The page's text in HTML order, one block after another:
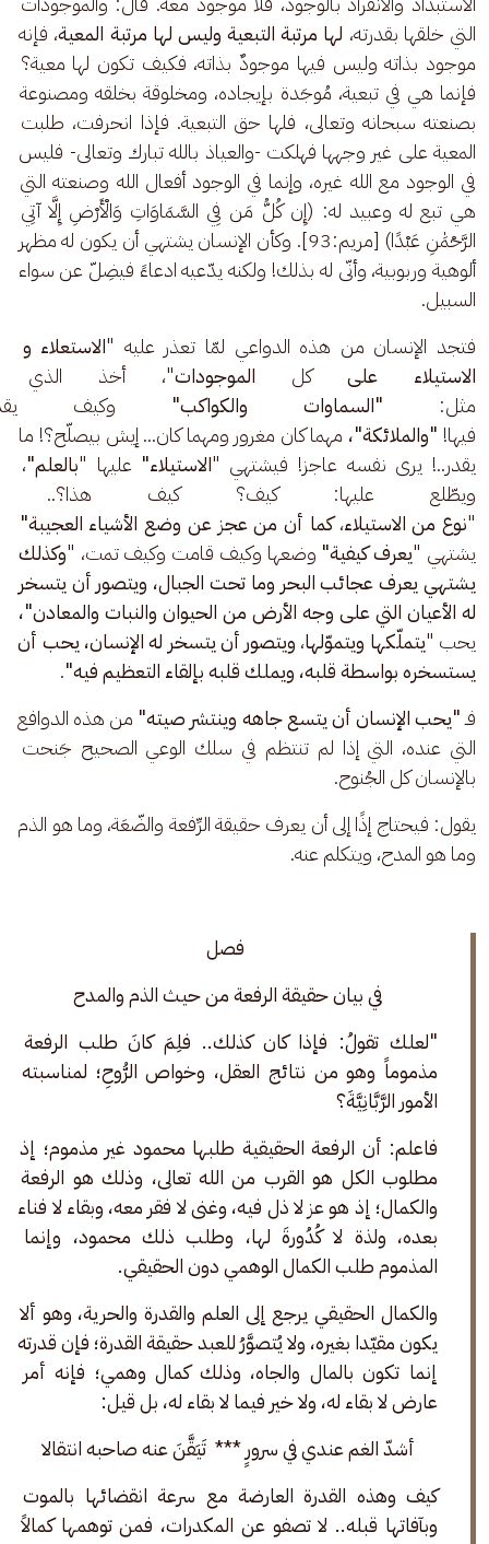
التي خلقها بقدرته، لها مرتبة التبعية وليس لها مرتبة المعية، فإنه
موجود بذاته وليس فيها موجودٌ بذاته، فكيف تكون لها معية؟
فإنما هي في تبعية، مُوجَدة بإيجاده، ومخلوقة بخلقه ومصنوعة
بصنعته سبحانه وتعالى، فلها حق التبعية. فإذا انحرفت، طلبت
المعية على غير وجهها فهلكت -والعياذ بالله تبارك وتعالى- فليس
في الوجود مع الله غيره، وإنما في الوجود أفعال الله وصنعته التي
هي تبع له وعبيد له: (إِن كُلُّ مَن فِي السَّمَاوَاتِ وَالْأَرْضِ إِلَّا آتِي
الرَّحْمَٰنِ عَبْدًا) [مريم:93]. وكأن الإنسان يشتهي أن يكون له مظهر
ألوهية وربوبية، وأنّى له بذلك! ولكنه يدّعيه ادعاءً فيضِلّ عن سواء
السبيل.
فتجد الإنسان من هذه الدواعي لمّا تعذر عليه "الاستعلاء و
الاستيلاء
على كل الموجودات"، أخذ الذي
مثل: "السماوات والكواكب" وكيف
فيها! "والملائكة"، مهما كان مغرور ومهما كان... إيش بيصلّح؟! ما
يقدر..! يرى نفسه عاجز! فيشتهي "الاستيلاء" عليها "بالعلم"،
ويطّلع عليها: كيف؟ كيف هذا؟..
"نوع من الاستيلاء، كما أن من عجز عن وضع الأشياء العجيبة"
يشتهي "يعرف كيفية" وضعها وكيف قامت وكيف تمت، "وكذلك
يشتهي يعرف عجائب البحر وما تحت الجبال، ويتصور أن يتسخر
له الأعيان التي على وجه الأرض من الحيوان والنبات والمعادن"،
يحب "يتملّكها ويتموّلها، ويتصور أن يتسخر له الإنسان، يحب أن
يستسخره بواسطة قلبه، ويملك قلبه بإلقاء التعظيم فيه".
فـ "يحبالإنسان أن يتسع جاهه وينتشر صيته" من هذه الدوافع
التي عنده، التي إذا لم تنتظم في سلك الوعي الصحيح جَنحت
بالإنسان كل الجُنوح.
يقول: فيحتاج إذًا إلى أن يعرف حقيقة الرِّفعة والضّعَة، وما هو الذم
وما هو المدح، ويتكلم عنه.
فصل
في بيان حقيقة الرفعة من حيث الذم والمدح
"لعلك تقولُ: فإذا كان كذلك.. فلِمَ كانَ طلب الرفعة
مذموماً وهو من نتائج العقل، وخواص الرُّوحِ؛ لمناسبته
الأمور الرَّبَّانِيَّةَ؟
فاعلم: أن الرفعة الحقيقية طلبها محمود غير مذموم؛ إذ
مطلوب الكل هو القرب من الله تعالى، وذلك هو الرفعة
والكمال؛ إذ هو عز لا ذل فيه، وغنى لا فقر معه، وبقاء لا فناء
بعده، ولذة لا كُدُورةَ لها، وطلب ذلك محمود، وإنما
المذموم طلب الكمال الوهمي دون الحقيقي.
والكمال الحقيقي يرجع إلى العلم والقدرة والحرية، وهو ألا
يكون مقيّدا بغيره، ولا يُتصوَّرُ للعبد حقيقة القدرة؛ فإن قدرته
إنما تكون بالمال والجاه، وذلك كمال وهمي؛ فإنه أمر
عارض لا بقاء له، ولا خير فيما لا بقاء له، بل قيل:
أشدّ الغم عندي في سرورٍ ***  تَيَقَّنَ عنه صاحبه انتقالا
كيف وهذه القدرة العارضة مع سرعة انقضائها بالموت
وبآفاتها قبله.. لا تصفو عن المكدرات، فمن توهمها كمالاً